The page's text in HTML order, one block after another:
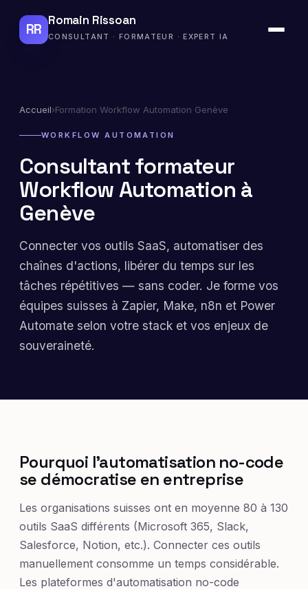
RR
Romain Rissoan
CONSULTANT · FORMATEUR · EXPERT IA
Accueil›Formation Workflow Automation Genève
WORKFLOW AUTOMATION
Consultant formateur
Workflow Automation à
Genève
Connecter vos outils SaaS, automatiser des
chaînes d'actions, libérer du temps sur les
tâches répétitives — sans coder. Je forme vos
équipes suisses à Zapier, Make, n8n et Power
Automate selon votre stack et vos enjeux de
souveraineté.
Pourquoi l'automatisation no-code
se démocratise en entreprise
Les organisations suisses ont en moyenne 80 à 130
outils SaaS différents (Microsoft 365, Slack,
Salesforce, Notion, etc.). Connecter ces outils
manuellement consomme un temps considérable.
Les plateformes d'automatisation no-code